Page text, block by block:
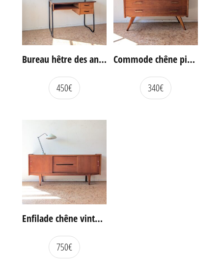
Bureau hêtre des années 60
450€
Commode chêne pieds compas vintage
340€
Enfilade chêne vintage portes coulissantes
750€